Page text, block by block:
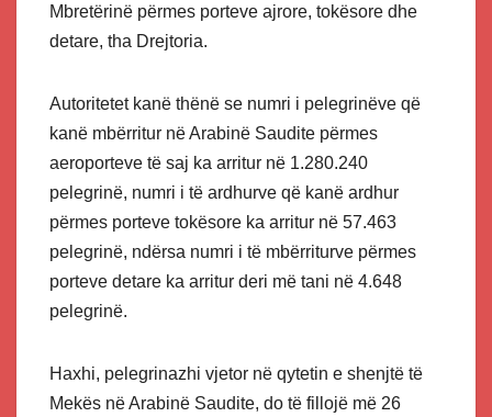
Mbretërinë përmes porteve ajrore, tokësore dhe
detare, tha Drejtoria.
Autoritetet kanë thënë se numri i pelegrinëve që
kanë mbërritur në Arabinë Saudite përmes
aeroporteve të saj ka arritur në 1.280.240
pelegrinë, numri i të ardhurve që kanë ardhur
përmes porteve tokësore ka arritur në 57.463
pelegrinë, ndërsa numri i të mbërriturve përmes
porteve detare ka arritur deri më tani në 4.648
pelegrinë.
Haxhi, pelegrinazhi vjetor në qytetin e shenjtë të
Mekës në Arabinë Saudite, do të fillojë më 26